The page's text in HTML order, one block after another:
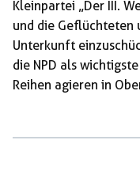
Kleinpartei „Der III.
und die Geflüchteten
Unterkunft
die NPD als
Reihen agieren in